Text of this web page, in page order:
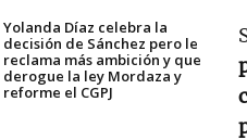
Yolanda Díaz celebra la
decisión de Sánchez pero le
reclama más ambición y que
derogue la ley Mordaza y
reforme el CGPJ